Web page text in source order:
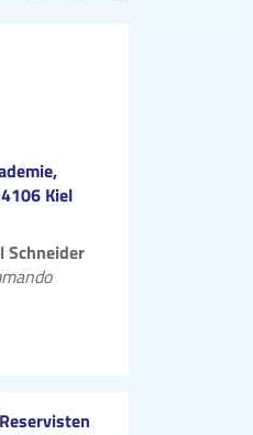
Kiel
Schneider
Reservisten